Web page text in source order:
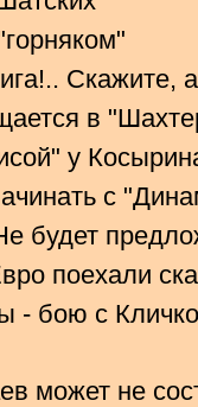
Скажите,
в
у
с
будет
поехали
- бою с
может не